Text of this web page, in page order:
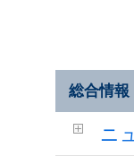
総合情報
ニ